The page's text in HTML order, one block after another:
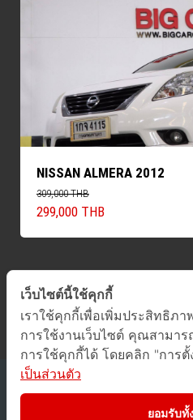
NISSAN ALMERA 2012
309,000 THB
299,000 THB
All Rights
เว็บไซต์นี้ใช้คุกกี้
เราใช้คุกกี้เพื่อเพิ่มประสิทธิภ
การใช้งานเว็บไซต์ คุณสามา
การใช้คุกกี้ได้ โดยคลิก "การ
เป็นส่วนตัว
ยอมรับทั้